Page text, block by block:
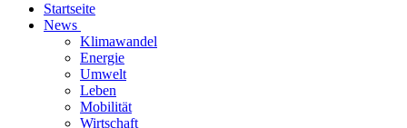
Startseite
News
Klimawandel
Energie
Umwelt
Leben
Mobilität
Wirtschaft